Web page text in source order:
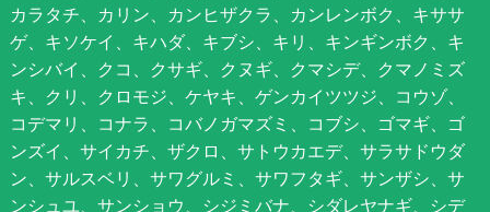
カラタチ、カリン、カンヒザクラ、カンレンボク、キササ
ゲ、キソケイ、キハダ、キブシ、キリ、キンギンボク、キ
ンシバイ、クコ、クサギ、クヌギ、クマシデ、クマノミズ
キ、クリ、クロモジ、ケヤキ、ゲンカイツツジ、コウゾ、
コデマリ、コナラ、コバノガマズミ、コブシ、ゴマギ、ゴ
ンズイ、サイカチ、ザクロ、サトウカエデ、サラサドウダ
ン、サルスベリ、サワグルミ、サワフタギ、サンザシ、サ
ンシュユ、サンショウ、シジミバナ、シダレヤナギ、シデ